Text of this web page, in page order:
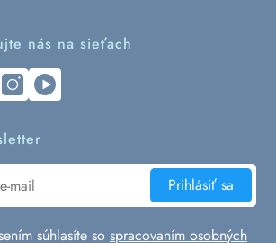
nás na sieťach
Prihlásiť sa
súhlasíte so spracovaním osobných